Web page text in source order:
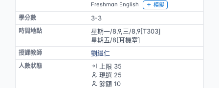
Freshman English 模擬
3-3
星期一/8,9,三/8,9[T303]
星期五/8[耳機室]
劉繼仁
上限 35
現選 25
餘額 10